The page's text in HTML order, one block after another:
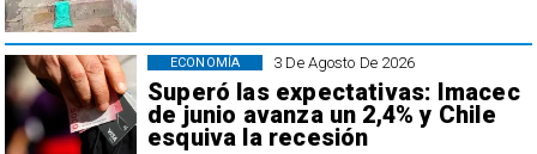
3 De Agosto De 2026
Superó las expectativas: Imacec
de junio avanza un 2,4% y Chile
esquiva la recesión
ECONOMÍA